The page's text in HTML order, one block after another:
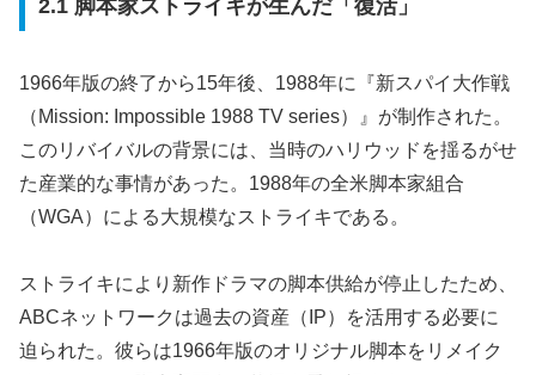
2.1 脚本家ストライキが生んだ「復活」
1966年版の終了から15年後、1988年に『新スパイ大作戦
（Mission: Impossible 1988 TV series）』が制作された。
このリバイバルの背景には、当時のハリウッドを揺るがせ
た産業的な事情があった。1988年の全米脚本家組合
（WGA）による大規模なストライキである。
ストライキにより新作ドラマの脚本供給が停止したため、
ABCネットワークは過去の資産（IP）を活用する必要に
迫られた。彼らは1966年版のオリジナル脚本をリメイク